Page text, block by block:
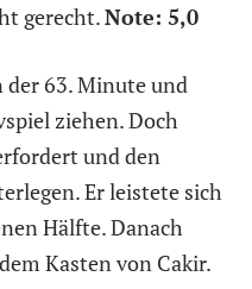
gerecht.Note: 5,0
der 63. Minute und
ziehen. Doch
und den
Er leistete sich
Hälfte. Danach
Kasten von Cakir.